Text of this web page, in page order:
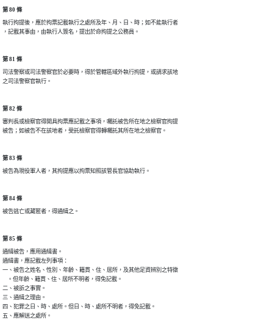
第 80 條
執行拘提後，應於拘票記載執行之處所及年、月、日、時；如不能執行者
，記載其事由，由執行人簽名，提出於命拘提之公務員。
第 81 條
司法警察或司法警察官於必要時，得於管轄區域外執行拘提，或請求該地
之司法警察官執行。
第 82 條
審判長或檢察官得開具拘票應記載之事項，囑託被告所在地之檢察官拘提
被告；如被告不在該地者，受託檢察官得轉囑託其所在地之檢察官。
第 83 條
被告為現役軍人者，其拘提應以拘票知照該管長官協助執行。
第 84 條
被告逃亡或藏匿者，得通緝之。
第 85 條
通緝被告，應用通緝書。
通緝書，應記載左列事項：
一、被告之姓名、性別、年齡、籍貫、住、居所，及其他足資辨別之特徵
    。但年齡、籍貫、住、居所不明者，得免記載。
二、被訴之事實。
三、通緝之理由。
四、犯罪之日、時、處所。但日、時、處所不明者，得免記載。
五、應解送之處所。